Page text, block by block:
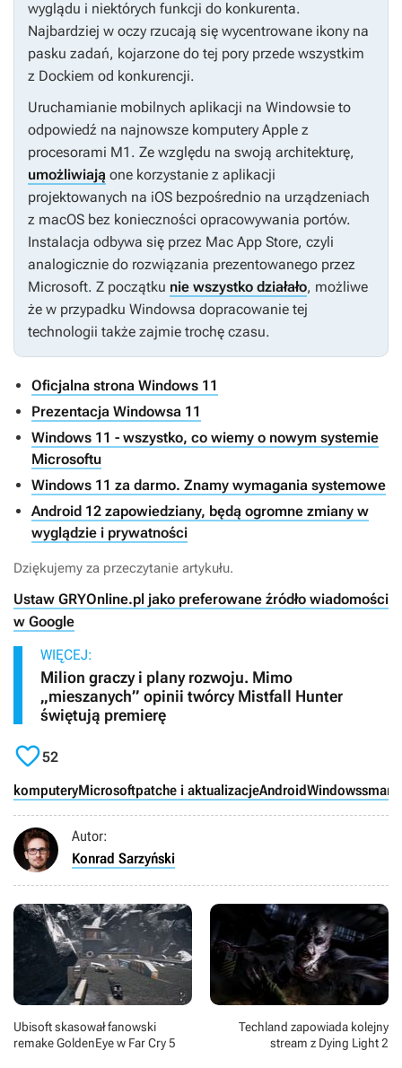
wyglądu i niektórych funkcji do konkurenta.
Najbardziej w oczy rzucają się wycentrowane ikony na
pasku zadań, kojarzone do tej pory przede wszystkim
z Dockiem od konkurencji.
Uruchamianie mobilnych aplikacji na Windowsie to
odpowiedź na najnowsze komputery Apple z
procesorami M1. Ze względu na swoją architekturę,
umożliwiają one korzystanie z aplikacji
projektowanych na iOS bezpośrednio na urządzeniach
z macOS bez konieczności opracowywania portów.
Instalacja odbywa się przez Mac App Store, czyli
analogicznie do rozwiązania prezentowanego przez
Microsoft. Z początku nie wszystko działało, możliwe
że w przypadku Windowsa dopracowanie tej
technologii także zajmie trochę czasu.
Oficjalna strona Windows 11
Prezentacja Windowsa 11
Windows 11 - wszystko, co wiemy o nowym systemie
Microsoftu
Windows 11 za darmo. Znamy wymagania systemowe
Android 12 zapowiedziany, będą ogromne zmiany w
wyglądzie i prywatności
Dziękujemy za przeczytanie artykułu.
Ustaw GRYOnline.pl jako preferowane źródło wiadomości
w Google
WIĘCEJ:
Milion graczy i plany rozwoju. Mimo
„mieszanych” opinii twórcy Mistfall Hunter
świętują premierę
52
komputeryMicrosoftpatche i aktualizacjeAndroidWindows
Autor:
Konrad Sarzyński
Ubisoft skasował fanowski
remake GoldenEye w Far Cry 5
Techland zapowiada kolejny
stream z Dying Light 2